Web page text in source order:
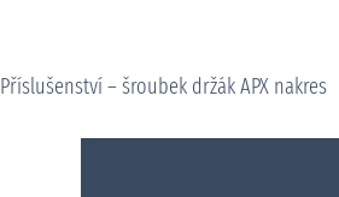
Příslušenství – šroubek držák APX nakres